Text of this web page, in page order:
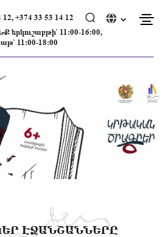
12, +374 33 53 14 12
11։00-16։00,
11։00-18։00
ԷՋԱՆՇԱՆՆԵՐԸ